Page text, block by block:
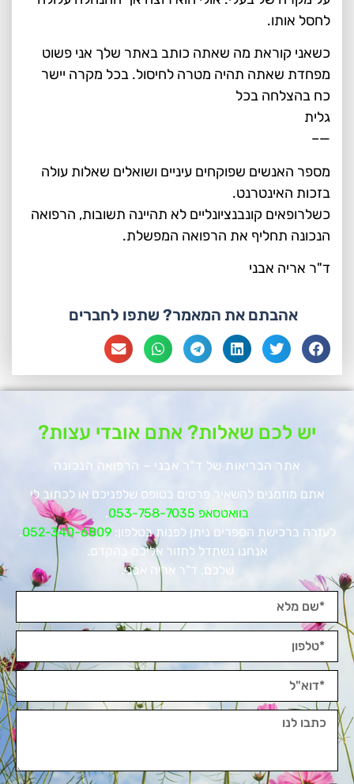
לחסל אותו.
כשאני קוראת מה שאתה כותב באתר שלך אני פשוט
מפחדת שאתה תהיה מטרה לחיסול. בכל מקרה יישר
כח בהצלחה בכל
גלית
—–
מספר האנשים שפוקחים עיניים ושואלים שאלות עולה
בזכות האינטרנט.
כשלרופאים קונבנציונליים לא תהיינה תשובות, הרפואה
הנכונה תחליף את הרפואה המפשלת.
ד"ר אריה אבני
אהבתם את המאמר? שתפו לחברים
יש לכם שאלות? אתם אובדי עצות?
אתר הבריאות של ד"ר אבני – הרפואה הנכונה
אתם מוזמנים להשאיר פרטים בטופס שלפניכם או לכתוב לי
בוואטסאפ 053-758-7035
.
לעזרה ברכישת הספרים ניתן לפנות בטלפון:052-340-6809
.
אנחנו נשתדל לחזור אליכם בהקדם.
שלכם, ד"ר אריה אבני.